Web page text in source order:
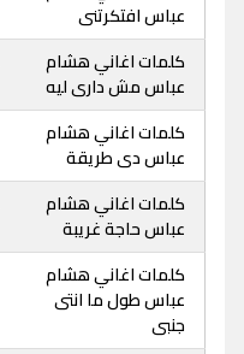
عباس افتكرتنى
كلمات اغاني هشام
عباس مش دارى ليه
كلمات اغاني هشام
عباس دى طريقة
كلمات اغاني هشام
عباس حاجة غريبة
كلمات اغاني هشام
عباس طول ما انتى
جنبى